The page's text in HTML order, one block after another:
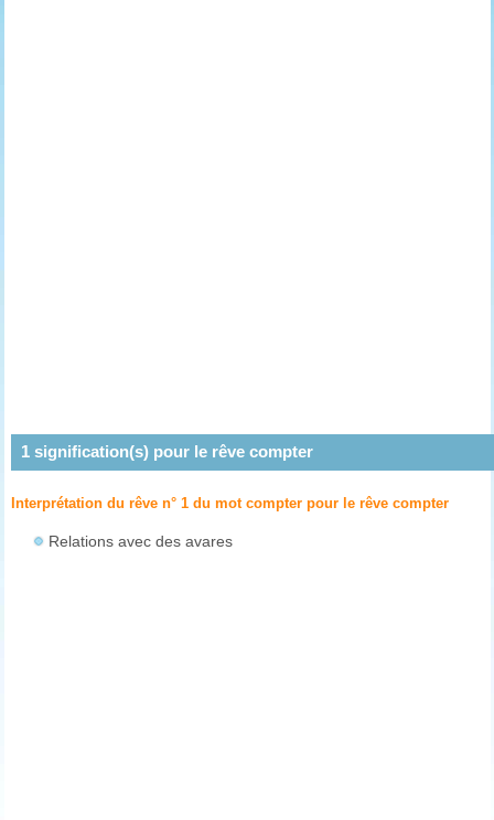
1signification(s) pour le rêve compter
Interprétation du rêve n° 1 du mot compter pour le rêvecompter
Relations avec des avares